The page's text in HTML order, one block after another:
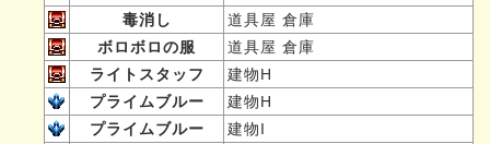
毒消し
道具屋 倉庫
ボロボロの服
道具屋 倉庫
ライトスタッフ
建物H
プライムブルー
建物H
プライムブルー
建物I